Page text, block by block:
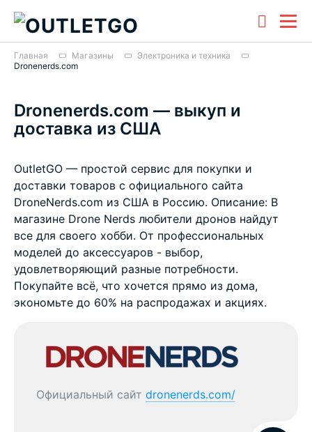
Главная Магазины
Электроника и техника
Dronenerds.com
Dronenerds.com — выкуп и
доставка из США
OutletGO — простой сервис для покупки и
доставки товаров с официального сайта
DroneNerds.com из США в Россию. Описание: В
магазине Drone Nerds любители дронов найдут
все для своего хобби. От профессиональных
моделей до аксессуаров - выбор,
удовлетворяющий разные потребности.
Покупайте всё, что хочется прямо из дома,
экономьте до 60% на распродажах и акциях.
Официальный сайт dronenerds.com/